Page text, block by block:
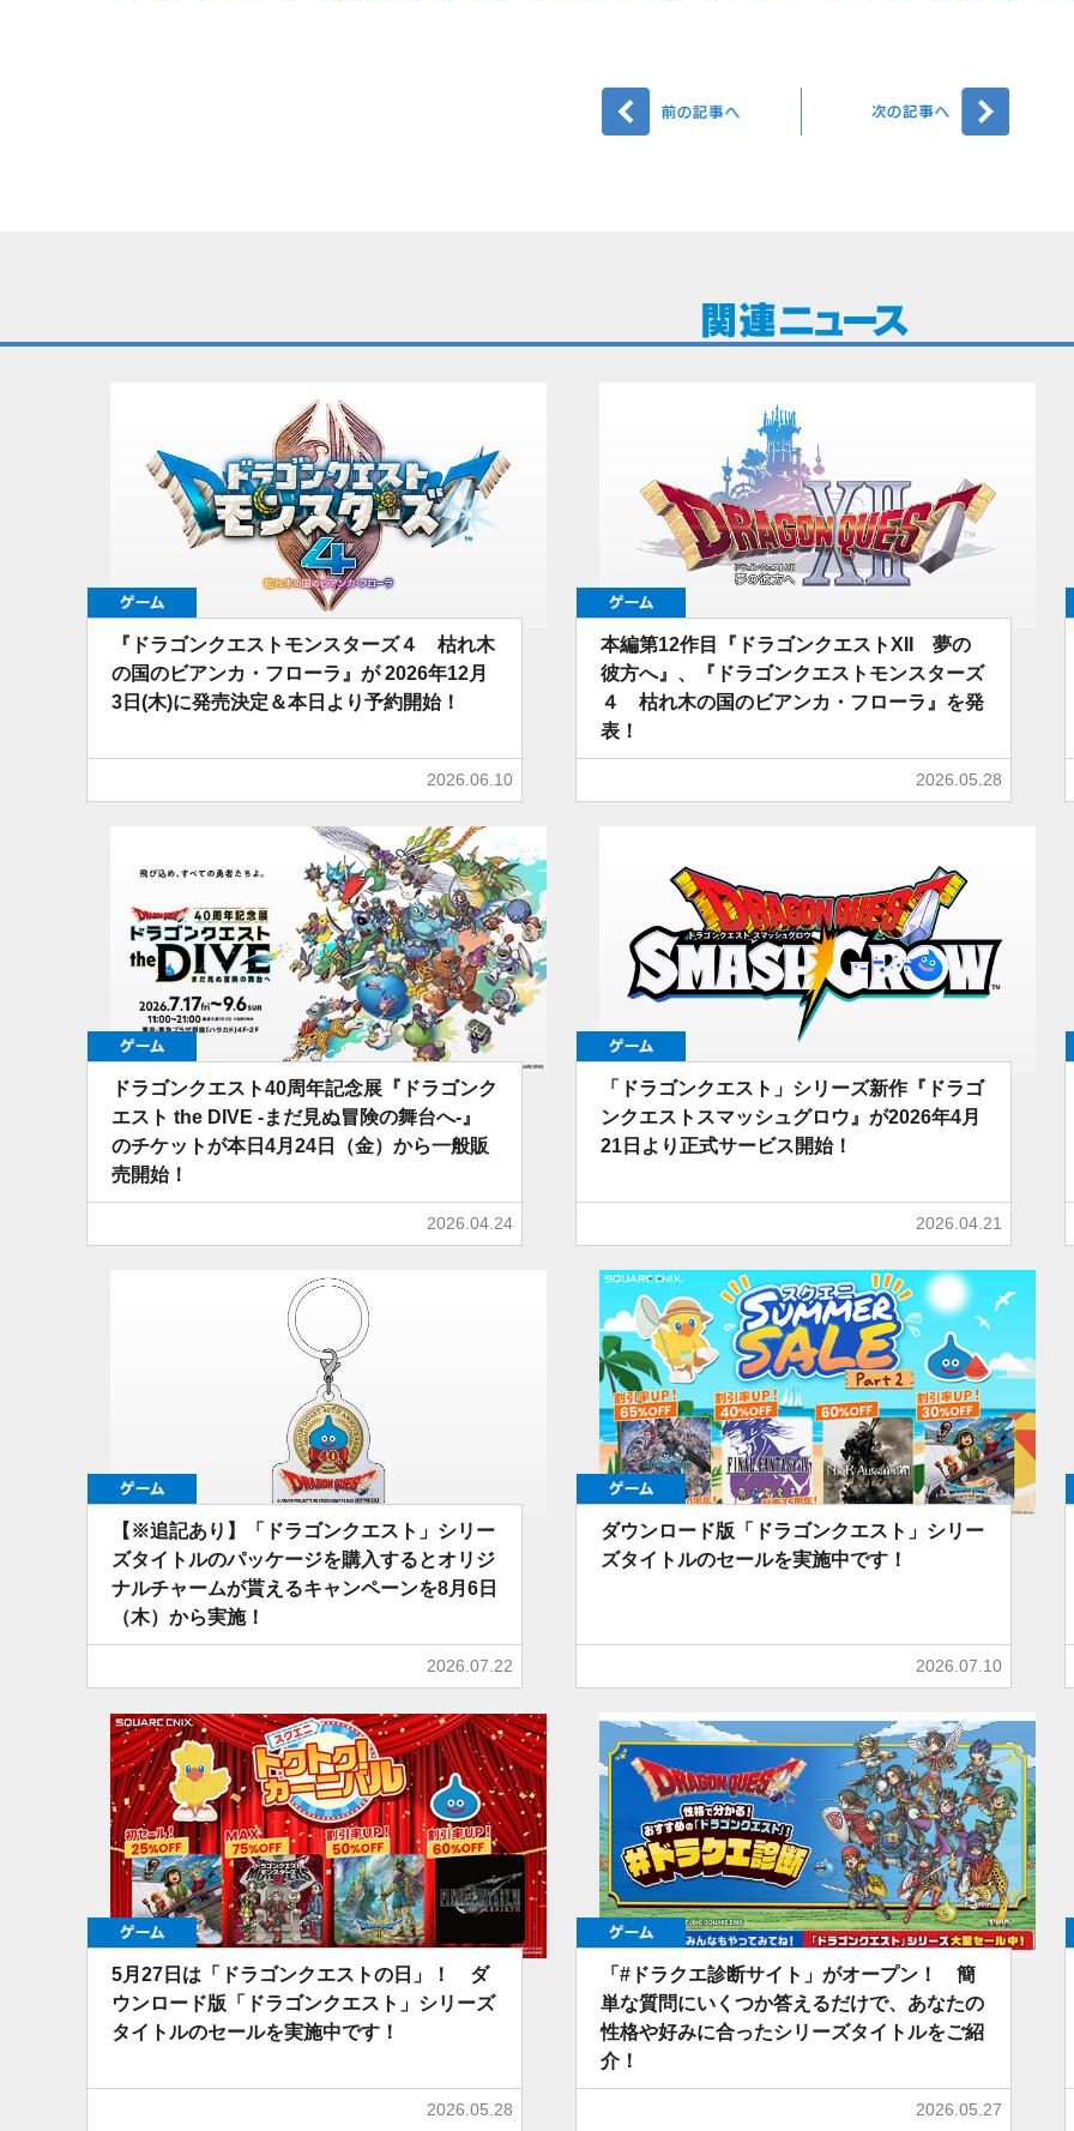
『ドラゴンクエストモンスターズ４ 枯れ木
の国のビアンカ・フローラ』が 2026年12月
3日(木)に発売決定＆本日より予約開始！
2026.06.10
本編第12作目『ドラゴンクエストXII 夢の
彼方へ』、『ドラゴンクエストモンスターズ
４ 枯れ木の国のビアンカ・フローラ』を発
表！
2026.05.28
ドラゴンクエスト40周年記念展『ドラゴンク
エスト the DIVE -まだ見ぬ冒険の舞台へ-』
のチケットが本日4月24日（金）から一般販
売開始！
2026.04.24
「ドラゴンクエスト」シリーズ新作『ドラゴ
ンクエストスマッシュグロウ』が2026年4月
21日より正式サービス開始！
2026.04.21
【※追記あり】「ドラゴンクエスト」シリー
ズタイトルのパッケージを購入するとオリジ
ナルチャームが貰えるキャンペーンを8月6日
（木）から実施！
2026.07.22
ゲーム
ダウンロード版「ドラゴンクエスト」シリー
ズタイトルのセールを実施中です！
2026.07.10
ゲーム
5月27日は「ドラゴンクエストの日」！ ダ
ウンロード版「ドラゴンクエスト」シリーズ
タイトルのセールを実施中です！
2026.05.28
ゲーム
「#ドラクエ診断サイト」がオープン！ 簡
単な質問にいくつか答えるだけで、あなたの
性格や好みに合ったシリーズタイトルをご紹
介！
2026.05.27